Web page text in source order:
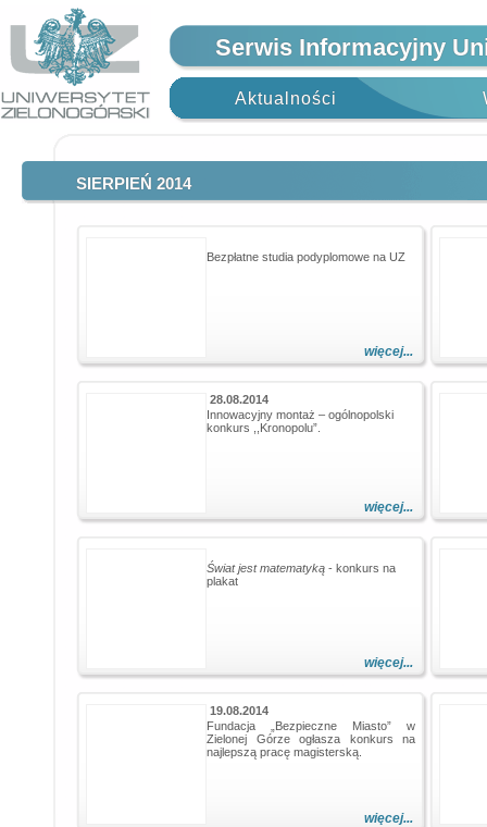
Serwis Informacyjny
Aktualności
SIERPIEŃ 2014
więcej...
Bezpłatne studia podyplomowe na UZ
więcej...
28.08.2014
Innowacyjny montaż – ogólnopolski
konkurs ,,Kronopolu”.
więcej...
Świat jest matematyką - konkurs na
plakat
więcej...
19.08.2014
Fundacja „Bezpieczne Miasto” w
Zielonej Górze ogłasza konkurs na
najlepszą pracę magisterską.